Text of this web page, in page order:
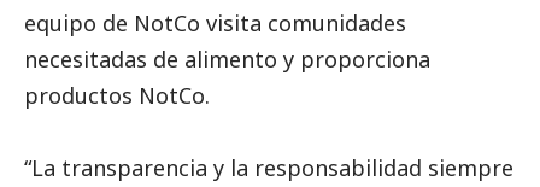
equipo de NotCo visita comunidades
necesitadas de alimento y proporciona
productos NotCo.
“La transparencia y la responsabilidad siempre